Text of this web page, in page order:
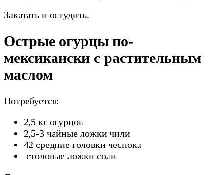
Закатать и остудить.
Острые огурцы по-
мексикански с растительным
маслом
Потребуется:
2,5 кг огурцов
2,5-3 чайные ложки чили
42 средние головки чеснока
столовые ложки соли